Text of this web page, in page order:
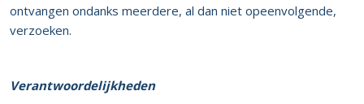
ontvangen ondanks meerdere, al dan niet opeenvolgende,
verzoeken.
Verantwoordelijkheden